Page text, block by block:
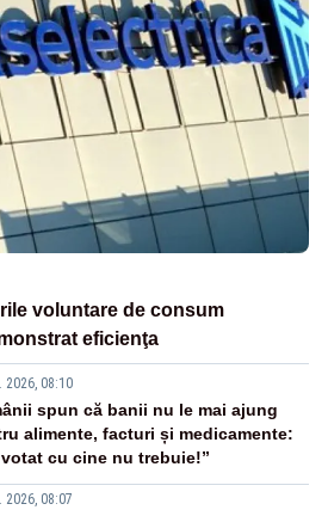
voluntare de consum
eficienţa
2026, 08:10
spun că banii nu le mai ajung
alimente, facturi și medicamente:
votat cu cine nu trebuie!”
2026, 08:07